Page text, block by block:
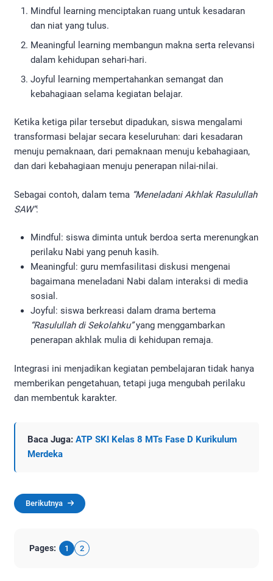
Mindful learning menciptakan ruang untuk kesadaran
dan niat yang tulus.
Meaningful learning membangun makna serta relevansi
dalam kehidupan sehari-hari.
Joyful learning mempertahankan semangat dan
kebahagiaan selama kegiatan belajar.
Ketika ketiga pilar tersebut dipadukan, siswa mengalami
transformasi belajar secara keseluruhan: dari kesadaran
menuju pemaknaan, dari pemaknaan menuju kebahagiaan,
dan dari kebahagiaan menuju penerapan nilai-nilai.
Sebagai contoh, dalam tema “Meneladani Akhlak Rasulullah
SAW”:
Mindful: siswa diminta untuk berdoa serta merenungkan
perilaku Nabi yang penuh kasih.
Meaningful: guru memfasilitasi diskusi mengenai
bagaimana meneladani Nabi dalam interaksi di media
sosial.
Joyful: siswa berkreasi dalam drama bertema
“Rasulullah di Sekolahku”yang menggambarkan
penerapan akhlak mulia di kehidupan remaja.
Integrasi ini menjadikan kegiatan pembelajaran tidak hanya
memberikan pengetahuan, tetapi juga mengubah perilaku
dan membentuk karakter.
Baca Juga: ATP SKI Kelas 8 MTs Fase D Kurikulum
Merdeka
Berikutnya
Pages: 1 2